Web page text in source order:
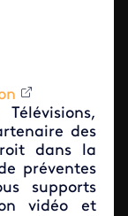
des
dans la
préventes
supports
vidéo et